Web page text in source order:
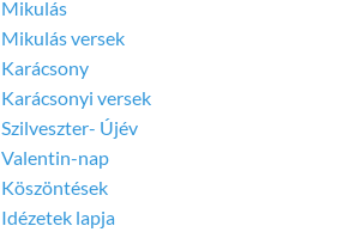
Mikulás
Mikulás versek
Karácsony
Karácsonyi versek
Szilveszter- Újév
Valentin-nap
Köszöntések
Idézetek lapja